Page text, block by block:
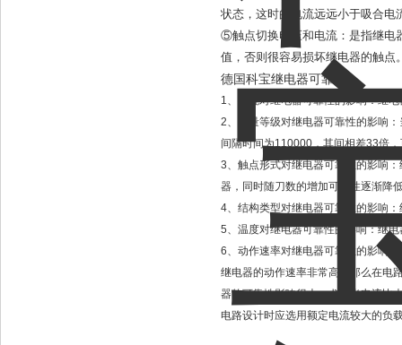
状态，这时的电流远远小于吸合电
⑤触点切换电压和电流：是指继电
值，否则很容易损坏继电器的触点
德国科宝继电器可靠性;
1、环境对继电器可靠性的影响：继
2、质量等级对继电器可靠性的影响
间隔时间为110000，其间相差33倍
3、触点形式对继电器可靠性的影响
器，同时随刀数的增加可靠性逐渐降
4、结构类型对继电器可靠性的影响
5、温度对继电器可靠性的影响：继
6、动作速率对继电器可靠性的影响
继电器的动作速率非常高，那么在电
器的可靠性影响很大，尤其当电流比
电路设计时应选用额定电流较大的负